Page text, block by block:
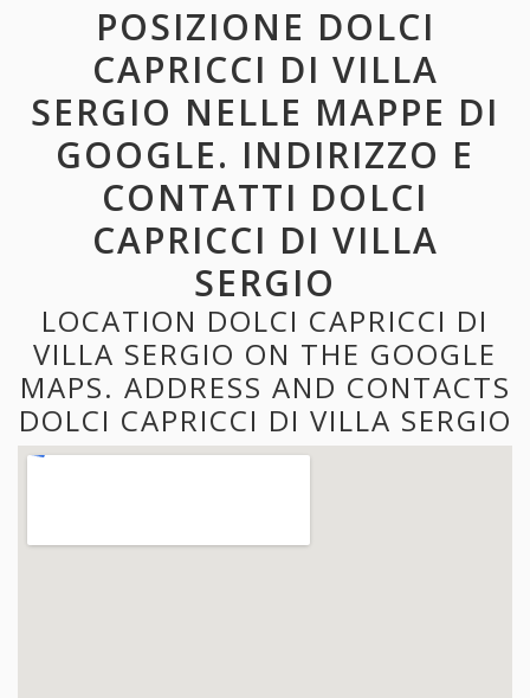
POSIZIONE DOLCI
CAPRICCI DI VILLA
SERGIO NELLE MAPPE DI
GOOGLE. INDIRIZZO E
CONTATTI DOLCI
CAPRICCI DI VILLA
SERGIO
LOCATION DOLCI CAPRICCI DI
VILLA SERGIO ON THE GOOGLE
MAPS. ADDRESS AND CONTACTS
DOLCI CAPRICCI DI VILLA SERGIO